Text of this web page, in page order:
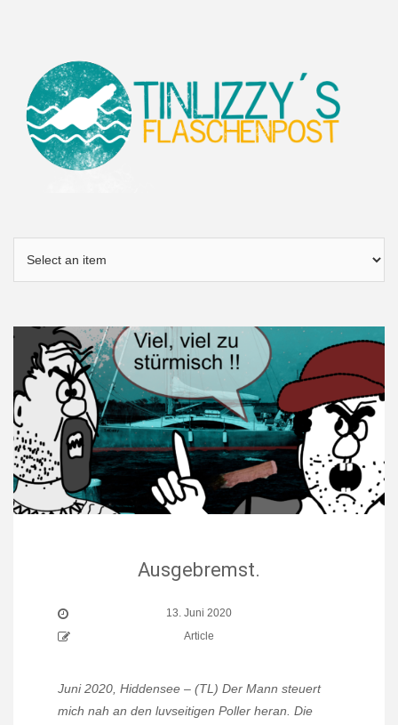
Ausgebremst.
13. Juni 2020
Article
Juni 2020, Hiddensee – (TL) Der Mann steuert
mich nah an den luvseitigen Poller heran. Die